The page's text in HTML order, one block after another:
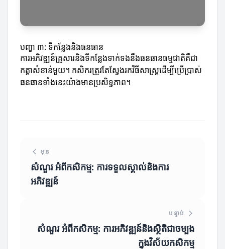
បញ្ហា ៣: ទីកន្លែងនិងធនធាន
ការអភិវឌ្ឍន៍គ្រួសារនិងទីកន្លែងទាក់ទងនឹងធនធានធម្មជាតិគឺជា
កត្តាសំខាន់មួយ។ កសិករ​ត្រូវតែស្វែងរកវិធីសាស្ត្រដើម្បីប្រើប្រាស់
ធនធានទាំងនេះយ៉ាងមានប្រសិទ្ធភាព។
មុន
សំណួរ អំពីកសិកម្ម: ការទទួលស្គាល់និងការ
អភិវឌ្ឍន៍
បន្ទាប់
សំណួរ អំពីកសិកម្ម: ការអភិវឌ្ឍន៍និងស្ថិតិជាចម្បង
ក្នុងវិស័យកសិកម្ម